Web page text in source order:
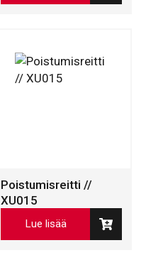
Poistumisreitti //
XU015
Lue lisää